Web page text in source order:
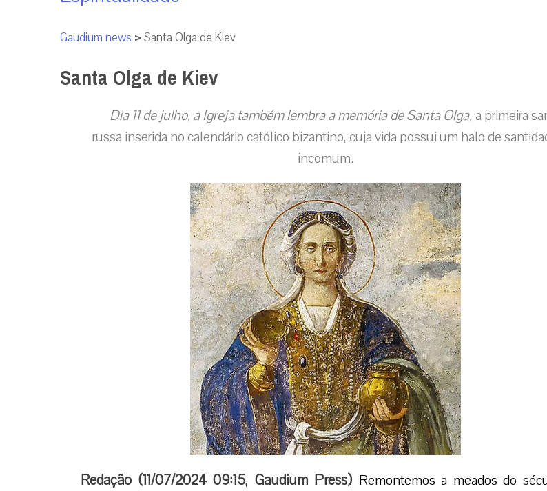
Gaudium news >Santa Olga de Kiev
Santa Olga de Kiev
Dia 11 de julho, a Igreja também lembra a memória de Santa Olga,a primeira
russa inserida no calendário católico bizantino, cuja vida possui um halo de
incomum.
Redação (11/07/2024 09:15, Gaudium Press) Remontemos a meados do